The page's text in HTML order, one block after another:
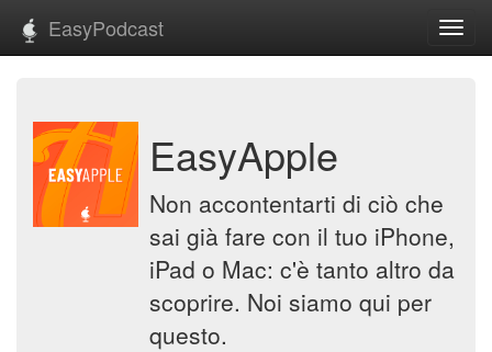
EasyPodcast
EasyApple
Non accontentarti di ciò che
sai già fare con il tuo iPhone,
iPad o Mac: c'è tanto altro da
scoprire. Noi siamo qui per
questo.